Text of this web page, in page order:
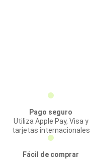
Pago seguro
Utiliza Apple Pay, Visa y
tarjetas internacionales
Fácil de comprar